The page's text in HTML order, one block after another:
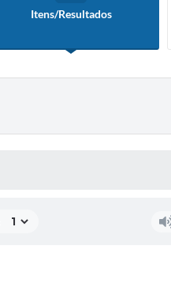
Itens/Resultados